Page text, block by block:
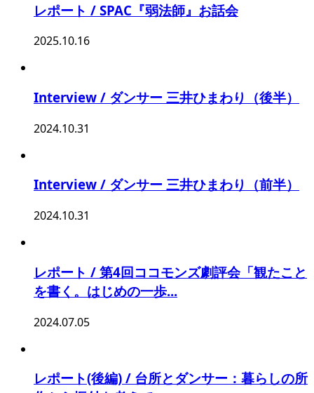
レポート / SPAC『弱法師』お話会
2025.10.16
Interview / ダンサー 三井ひまわり（後半）
2024.10.31
Interview / ダンサー 三井ひまわり（前半）
2024.10.31
レポート / 第4回ココモンズ劇評会「観たこと
を書く。はじめの一歩...
2024.07.05
レポート(後編) / 台所とダンサー：暮らしの所